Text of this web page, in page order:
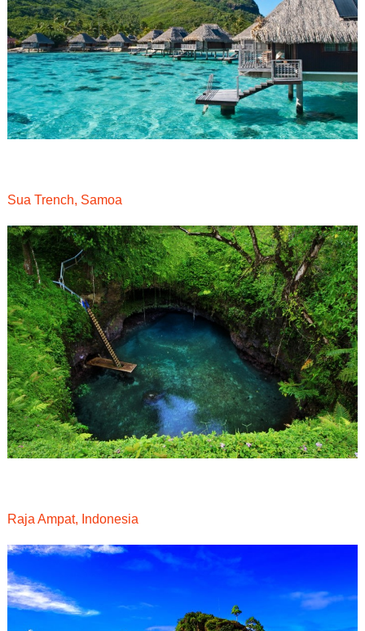
Sua Trench, Samoa
Raja Ampat, Indonesia